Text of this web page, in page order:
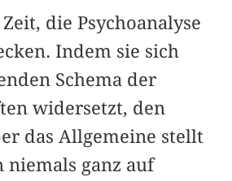
die Psychoanalyse
Indem sie sich
Schema der
widersetzt, den
das Allgemeine stellt
niemals ganz auf